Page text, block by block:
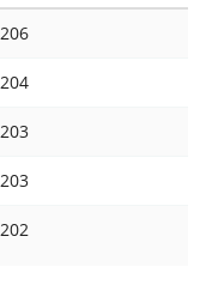
206
204
203
203
202